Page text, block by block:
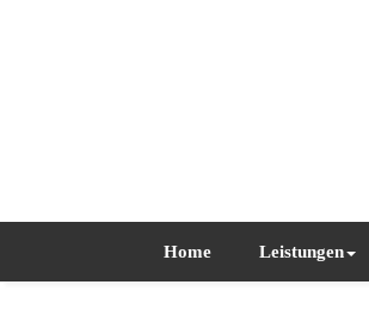
Home Leistungen